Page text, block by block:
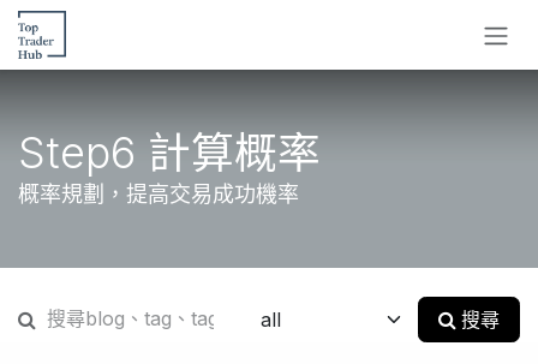
跳至內容
Step6 計算概率
概率規劃，提高交易成功機率
搜尋